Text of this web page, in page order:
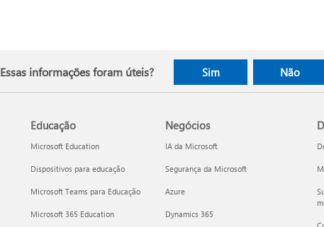
Essas informações foram úteis? Sim Não
Educação
Microsoft Education
Dispositivos para educação
Microsoft Teams para Educação
Microsoft 365 Education
Negócios
IA da Microsoft
Segurança da Microsoft
Azure
Dynamics 365